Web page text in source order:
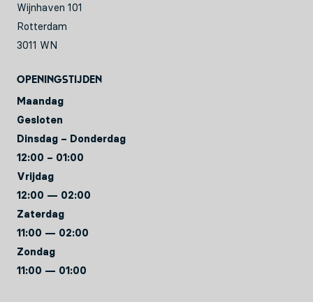
Wijnhaven 101
Rotterdam
3011 WN
Openingstijden
Maandag
Gesloten
Dinsdag – Donderdag
12:00 – 01:00
Vrijdag
12:00 — 02:00
Zaterdag
11:00 — 02:00
Zondag
11:00 — 01:00